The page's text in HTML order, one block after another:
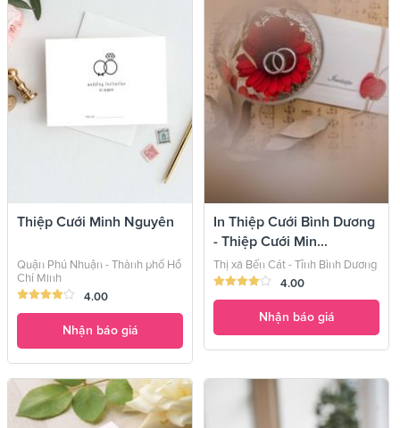
Thiệp Cưới Minh Nguyên
Quận Phú Nhuận - Thành phố Hồ
Chí Minh
4.00
Nhận báo giá
In Thiệp Cưới Bình Dương
- Thiệp Cưới Min...
Thị xã Bến Cát - Tỉnh Bình Dương
4.00
Nhận báo giá